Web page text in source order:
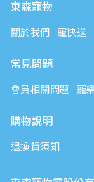
東森寵物
關於我們 寵快送
常見問題
會員相關問題 寵
購物說明
退換貨須知